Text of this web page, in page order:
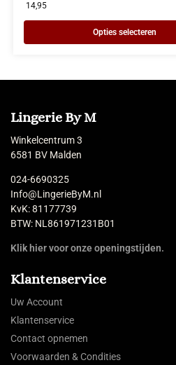
14,95
Opties selecteren
Lingerie By M
Winkelcentrum 3
6581 BV Malden
024-6690325
Info@LingerieByM.nl
KvK: 81177739
BTW: NL861971231B01
Klik hier voor onze openingstijden.
Klantenservice
Uw Account
Klantenservice
Contact opnemen
Voorwaarden & Condities